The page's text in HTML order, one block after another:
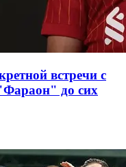
встречи с
до сих